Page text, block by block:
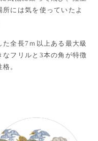
には気を使っていたよ
全長7ｍ以上ある最大級
フリルと3本の角が特徴
。